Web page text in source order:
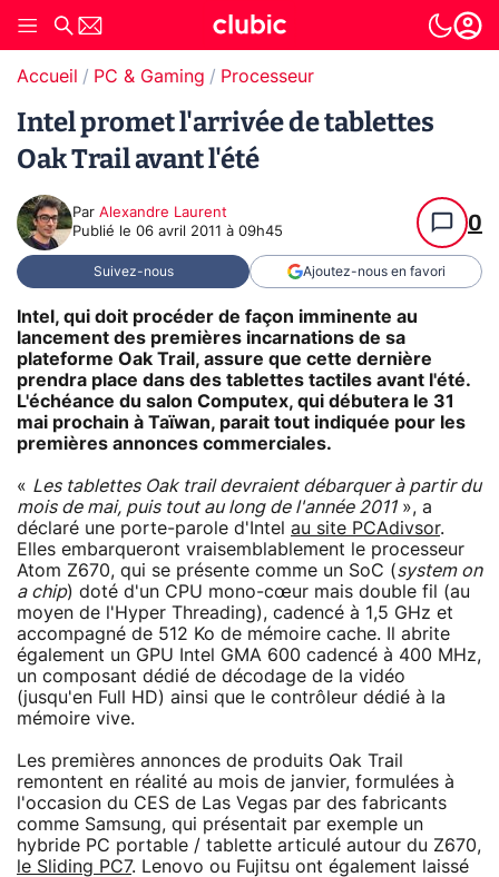
Accueil PC & Gaming Processeur
Intel promet l'arrivée de tablettes
Oak Trail avant l'été
Par Alexandre Laurent
Publié le 06 avril 2011 à 09h45 0
Suivez-nous Ajoutez-nous en favori
Intel, qui doit procéder de façon imminente au
lancement des premières incarnations de sa
plateforme Oak Trail, assure que cette dernière
prendra place dans des tablettes tactiles avant l'été.
L'échéance du salon Computex, qui débutera le 31
mai prochain à Taïwan, parait tout indiquée pour les
premières annonces commerciales.
« Les tablettes Oak trail devraient débarquer à partir du
mois de mai, puis tout au long de l'année 2011», a
déclaré une porte-parole d'Intel au site PCAdivsor.
Elles embarqueront vraisemblablement le processeur
Atom Z670, qui se présente comme un SoC (system on
a chip) doté d'un CPU mono-cœur mais double fil (au
moyen de l'Hyper Threading), cadencé à 1,5 GHz et
accompagné de 512 Ko de mémoire cache. Il abrite
également un GPU Intel GMA 600 cadencé à 400 MHz,
un composant dédié de décodage de la vidéo
(jusqu'en Full HD) ainsi que le contrôleur dédié à la
mémoire vive.
Les premières annonces de produits Oak Trail
remontent en réalité au mois de janvier, formulées à
l'occasion du CES de Las Vegas par des fabricants
comme Samsung, qui présentait par exemple un
hybride PC portable / tablette articulé autour du Z670,
le Sliding PC7. Lenovo ou Fujitsu ont également laissé